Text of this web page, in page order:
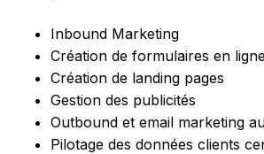
Inbound Marketing
Création de formulaires en
Création de landing pages
Gestion des publicités
Outbound et email marketing
Pilotage des données clients